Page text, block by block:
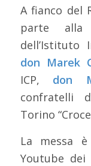
A fianco del
parte alla
dell’Istituto
don Marek
ICP, don
confratelli
Torino
La messa
Youtube dei